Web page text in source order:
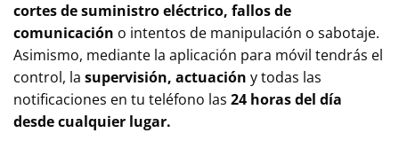
cortes de suministro eléctrico, fallos de
comunicación o intentos de manipulación o sabotaje.
Asimismo, mediante la aplicación para móvil tendrás el
control, la supervisión, actuación y todas las
notificaciones en tu teléfono las 24 horas del día
desde cualquier lugar.